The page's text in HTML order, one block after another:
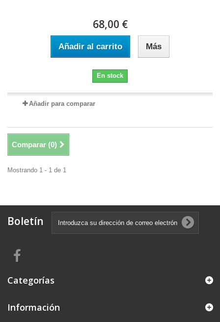
68,00 €
Añadir al carrito Más
En stock
Añadir para comparar
Comparar (0)
Mostrando 1 - 1 de 1
Boletín
Categorías
Información